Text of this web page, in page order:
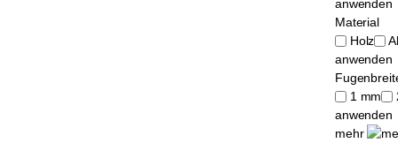
anwenden
Material
Holz
anwenden
1 mm
anwenden
mehr